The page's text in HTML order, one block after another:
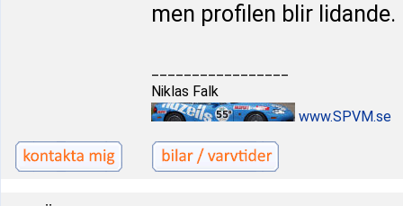
men profilen blir lidande.
Niklas Falk
www.SPVM.se